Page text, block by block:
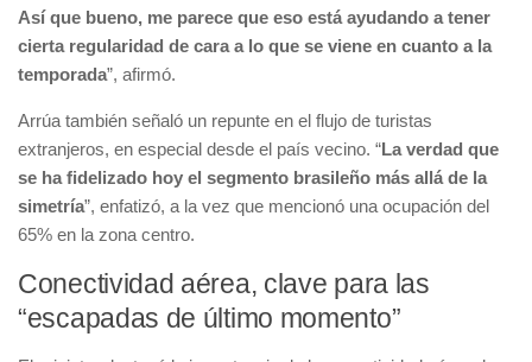
Así que bueno, me parece que eso está ayudando a tener
cierta regularidad de cara a lo que se viene en cuanto a la
temporada”, afirmó.
Arrúa también señaló un repunte en el flujo de turistas
extranjeros, en especial desde el país vecino. “La verdad que
se ha fidelizado hoy el segmento brasileño más allá de la
simetría”, enfatizó, a la vez que mencionó una ocupación del
65% en la zona centro.
Conectividad aérea, clave para las
“escapadas de último momento”